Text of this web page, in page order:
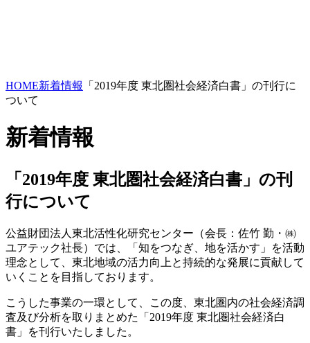
HOME新着情報
「2019年度 東北圏社会経済白書」の刊行に
ついて
新着情報
「2019年度 東北圏社会経済白書」の刊
行について
公益財団法人東北活性化研究センター（会長：佐竹 勤・㈱
ユアテック社長）では、「知をつなぎ、地を活かす」を活動
理念として、東北地域の活力向上と持続的な発展に貢献して
いくことを目指しております。
こうした事業の一環として、この度、東北圏内の社会経済調
査及び分析を取りまとめた「2019年度 東北圏社会経済白
書」を刊行いたしました。